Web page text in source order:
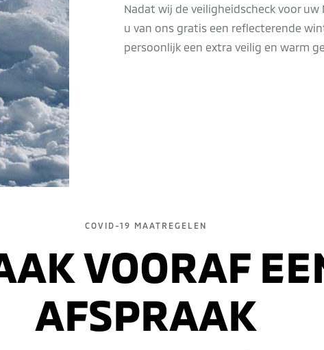
Nadat wij de veiligheidscheck voor
u van ons gratis een reflecterende
persoonlijk een extra veilig en warm
COVID-19 MAATREGELEN
VOORAF
AFSPRAAK